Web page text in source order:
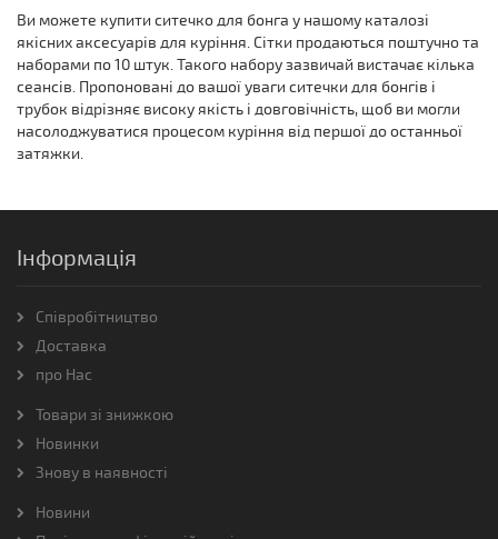
Ви можете купити ситечко для бонга у нашому каталозі
якісних аксесуарів для куріння. Сітки продаються поштучно та
наборами по 10 штук. Такого набору зазвичай вистачає кілька
сеансів. Пропоновані до вашої уваги ситечки для бонгів і
трубок відрізняє високу якість і довговічність, щоб ви могли
насолоджуватися процесом куріння від першої до останньої
затяжки.
Інформація
Співробітництво
Доставка
про Нас
Товари зі знижкою
Новинки
Знову в наявності
Новини